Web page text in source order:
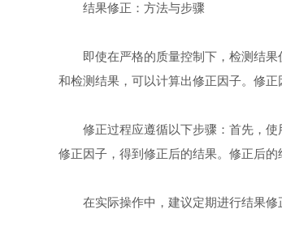
结果修正：方法与步骤
即使在严格的质量控制下，检测结果
和检测结果，可以计算出修正因子。修
修正过程应遵循以下步骤：首先，使
修正因子，得到修正后的结果。修正后的
在实际操作中，建议定期进行结果修